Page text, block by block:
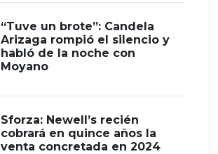
“Tuve un brote”: Candela
Arizaga rompió el silencio y
habló de la noche con
Moyano
Sforza: Newell’s recién
cobrará en quince años la
venta concretada en 2024